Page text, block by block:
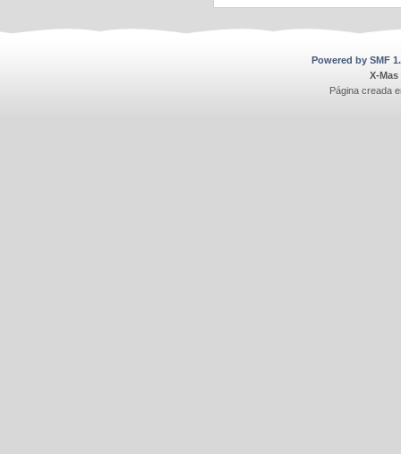
Powered by SMF
X-Mas
Página creada